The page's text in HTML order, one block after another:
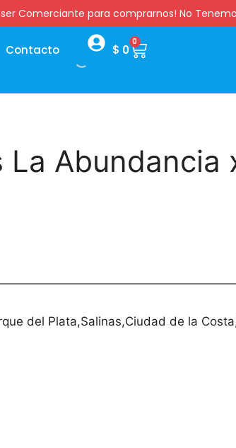
ser Comerciante para comprarnos! No
Contacto $ 0
0
Abundancia
del Plata,Salinas,Ciudad de la